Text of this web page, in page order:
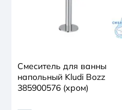
Смеситель для ванны
напольный Kludi Bozz
385900576 (хром)